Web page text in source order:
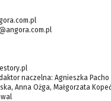
naczelna: Agnieszka Pacho
Anna Ożga, Małgorzata